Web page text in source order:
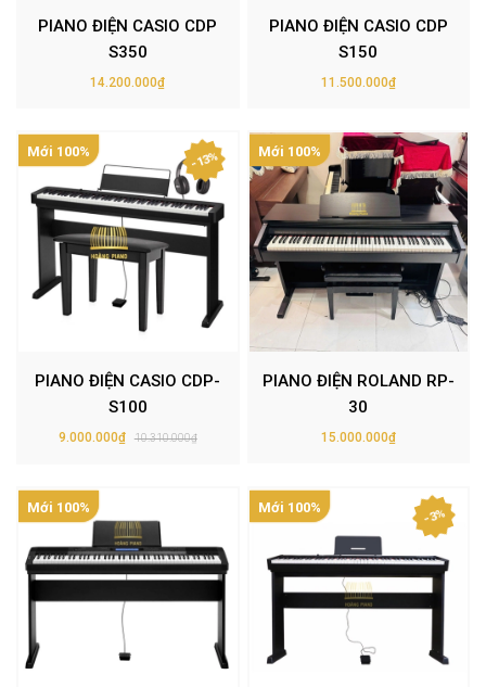
PIANO ĐIỆN CASIO CDP
S350
14.200.000₫
PIANO ĐIỆN CASIO CDP
S150
11.500.000₫
- 13%
Mới 100%
PIANO ĐIỆN CASIO CDP-
S100
9.000.000₫ 10.310.000₫
Mới 100%
PIANO ĐIỆN ROLAND RP-
30
15.000.000₫
Mới 100% - 3%
Mới 100%